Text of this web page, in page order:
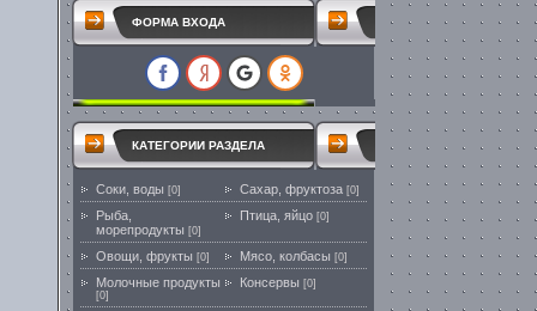
ФОРМА ВХОДА
КАТЕГОРИИ РАЗДЕЛА
Соки, воды [0] Сахар, фруктоза [0]
Рыба,
морепродукты [0]
Птица, яйцо [0]
Овощи, фрукты [0] Мясо, колбасы [0]
Молочные продукты
[0]
Консервы [0]